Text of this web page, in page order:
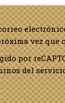
vez que
por
del